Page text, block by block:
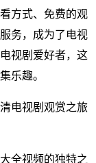
方式、免费的观
务，成为了电视
视剧爱好者，这
乐趣。
电视剧观赏之旅
全视频的独特之